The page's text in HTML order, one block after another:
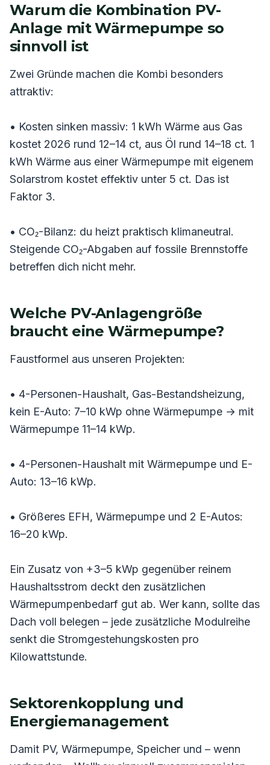
Warum die Kombination PV-
Anlage mit Wärmepumpe so
sinnvoll ist
Zwei Gründe machen die Kombi besonders
attraktiv:
• Kosten sinken massiv: 1 kWh Wärme aus Gas
kostet 2026 rund 12–14 ct, aus Öl rund 14–18 ct. 1
kWh Wärme aus einer Wärmepumpe mit eigenem
Solarstrom kostet effektiv unter 5 ct. Das ist
Faktor 3.
• CO₂-Bilanz: du heizt praktisch klimaneutral.
Steigende CO₂-Abgaben auf fossile Brennstoffe
betreffen dich nicht mehr.
Welche PV-Anlagengröße
braucht eine Wärmepumpe?
Faustformel aus unseren Projekten:
• 4-Personen-Haushalt, Gas-Bestandsheizung,
kein E-Auto: 7–10 kWp ohne Wärmepumpe → mit
Wärmepumpe 11–14 kWp.
• 4-Personen-Haushalt mit Wärmepumpe und E-
Auto: 13–16 kWp.
• Größeres EFH, Wärmepumpe und 2 E-Autos:
16–20 kWp.
Ein Zusatz von +3–5 kWp gegenüber reinem
Haushaltsstrom deckt den zusätzlichen
Wärmepumpenbedarf gut ab. Wer kann, sollte das
Dach voll belegen – jede zusätzliche Modulreihe
senkt die Stromgestehungskosten pro
Kilowattstunde.
Sektorenkopplung und
Energiemanagement
Damit PV, Wärmepumpe, Speicher und – wenn